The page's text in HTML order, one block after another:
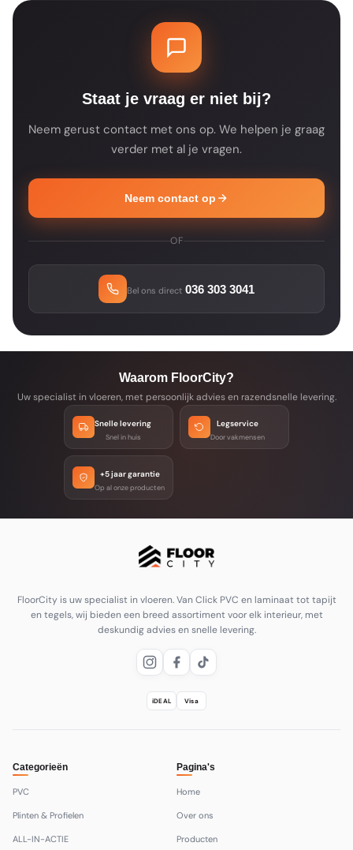
je dat op de productpagina. Je ontvangt na
je bestelling altijd een bevestiging met de
verwachte leverdatum.
Staat je vraag er niet bij?
Neem gerust contact met ons op. We helpen je graag
verder met al je vragen.
Neem contact op
OF
Bel ons direct 036 303 3041
Waarom FloorCity?
Uw specialist in vloeren, met persoonlijk advies en razendsnelle levering.
Snelle levering
Snel in huis
Legservice
Door vakmensen
+5 jaar garantie
Op al onze producten
FloorCity is uw specialist in vloeren. Van Click PVC en laminaat tot tapijt
en tegels, wij bieden een breed assortiment voor elk interieur, met
deskundig advies en snelle levering.
iDEAL Visa
Categorieën
PVC
Plinten & Profielen
ALL-IN-ACTIE
Pagina's
Home
Over ons
Producten